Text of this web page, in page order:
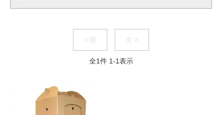
< 前 次 >
全1件 1-1表示